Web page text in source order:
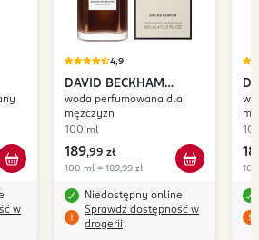
w
4,9
DAVID BECKHAM
Exquisite Leather
woda perfumowana dla
mężczyzn
100 ml
189,99 zł
100 ml = 189,99 zł
Niedostępny online
Sprawdź dostępność w
drogerii